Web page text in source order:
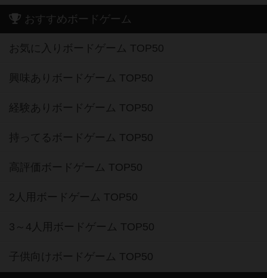
おすすめボードゲーム
お気に入りボードゲーム TOP50
興味ありボードゲーム TOP50
経験ありボードゲーム TOP50
持ってるボードゲーム TOP50
高評価ボードゲーム TOP50
2人用ボードゲーム TOP50
3～4人用ボードゲーム TOP50
子供向けボードゲーム TOP50